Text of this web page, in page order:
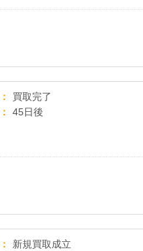
買取完了
45日後
新規買取成立